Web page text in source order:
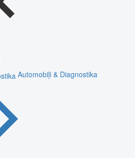
Automobiļi & Diagnostika